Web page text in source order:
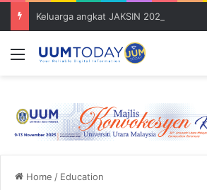
Menu
Home / Education